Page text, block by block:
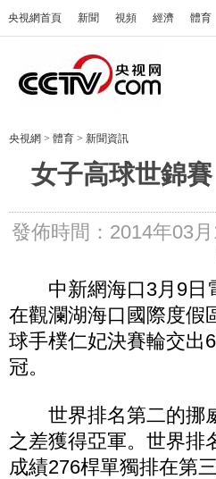
央視網首頁 新聞 視頻 經濟 體育
央視網 > 體育 > 新聞資訊
女子高球世錦
發佈時間：2014年03
中新網海口3月9日
在觀瀾湖海口國際度假
球手樸仁妃決賽輪交出
冠。
世界排名第二的挪威
之差獲得亞軍。世界排
成績276桿單獨排在第三